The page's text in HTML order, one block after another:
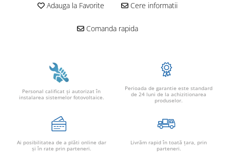
Adauga la Favorite Cere informatii
Comanda rapida
Personal calificat şi autorizat în
instalarea sistemelor fotovoltaice.
Perioada de garantie este standard
de 24 luni de la achizitionarea
produselor.
Ai posibilitatea de a plăti online dar
şi în rate prin parteneri.
Livrăm rapid în toată țara, prin
parteneri.